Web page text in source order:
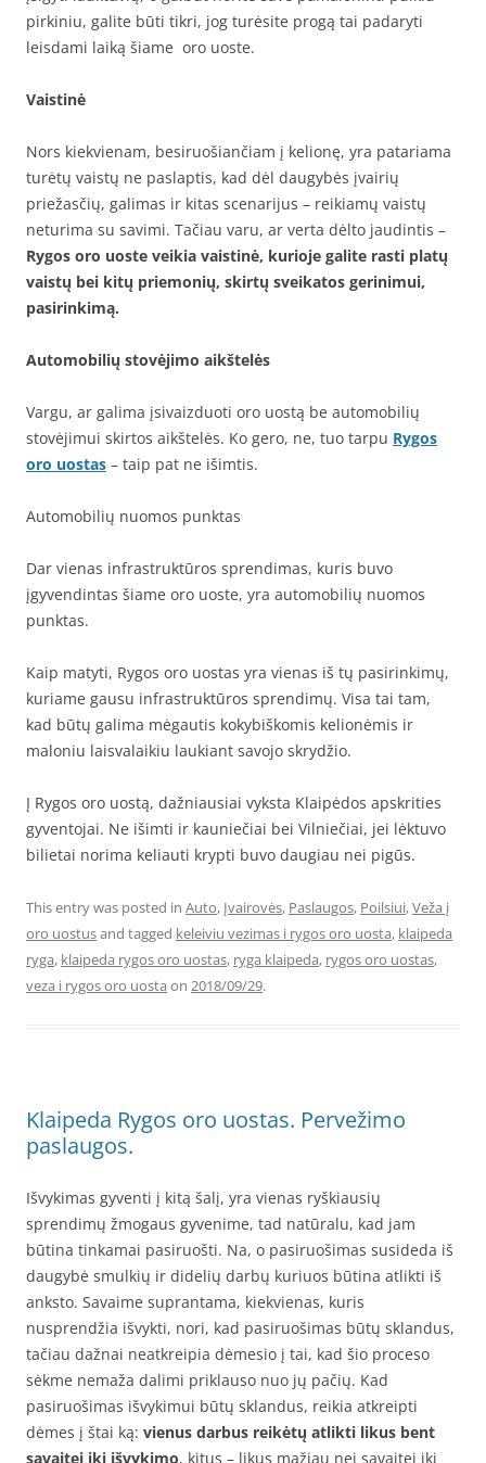
pirkiniu, galite būti tikri, jog turėsite progą tai padaryti
leisdami laiką šiame oro uoste.
Vaistinė
Nors kiekvienam, besiruošiančiam į kelionę, yra patariama
turėtų vaistų ne paslaptis, kad dėl daugybės įvairių
priežasčių, galimas ir kitas scenarijus – reikiamų vaistų
neturima su savimi. Tačiau varu, ar verta dėlto jaudintis –
Rygos oro uoste veikia vaistinė, kurioje galite rasti platų
vaistų bei kitų priemonių, skirtų sveikatos gerinimui,
pasirinkimą.
Automobilių stovėjimo aikštelės
Vargu, ar galima įsivaizduoti oro uostą be automobilių
stovėjimui skirtos aikštelės. Ko gero, ne, tuo tarpu Rygos
oro uostas – taip pat ne išimtis.
Automobilių nuomos punktas
Dar vienas infrastruktūros sprendimas, kuris buvo
įgyvendintas šiame oro uoste, yra automobilių nuomos
punktas.
Kaip matyti, Rygos oro uostas yra vienas iš tų pasirinkimų,
kuriame gausu infrastruktūros sprendimų. Visa tai tam,
kad būtų galima mėgautis kokybiškomis kelionėmis ir
maloniu laisvalaikiu laukiant savojo skrydžio.
Į Rygos oro uostą, dažniausiai vyksta Klaipėdos apskrities
gyventojai. Ne išimti ir kauniečiai bei Vilniečiai, jei lėktuvo
bilietai norima keliauti krypti buvo daugiau nei pigūs.
This entry was posted in Auto, Įvairovės, Paslaugos, Poilsiui,Veža į
oro uostusand tagged keleiviu vezimas i rygos oro uosta, klaipeda
ryga, klaipeda rygos oro uostas, ryga klaipeda, rygos oro uostas,
veza i rygos oro uosta on 2018/09/29.
Klaipeda Rygos oro uostas. Pervežimo
paslaugos.
Išvykimas gyventi į kitą šalį, yra vienas ryškiausių
sprendimų žmogaus gyvenime, tad natūralu, kad jam
būtina tinkamai pasiruošti. Na, o pasiruošimas susideda iš
daugybė smulkių ir didelių darbų kuriuos būtina atlikti iš
anksto. Savaime suprantama, kiekvienas, kuris
nusprendžia išvykti, nori, kad pasiruošimas būtų sklandus,
tačiau dažnai neatkreipia dėmesio į tai, kad šio proceso
sėkme nemaža dalimi priklauso nuo jų pačių. Kad
pasiruošimas išvykimui būtų sklandus, reikia atkreipti
dėmes į štai ką: vienus darbus reikėtų atlikti likus bent
savaitei iki išvykimo, kitus – likus mažiau nei savaitei iki